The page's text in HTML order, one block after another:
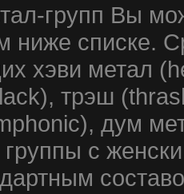
групп Вы
ниже списке.
хэви метал
трэш
дум
группы с